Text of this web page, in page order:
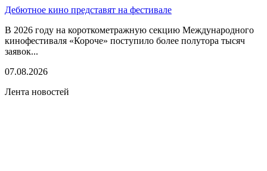
Дебютное кино представят на фестивале
В 2026 году на короткометражную секцию Международного
кинофестиваля «Короче» поступило более полутора тысяч
заявок...
07.08.2026
Лента новостей